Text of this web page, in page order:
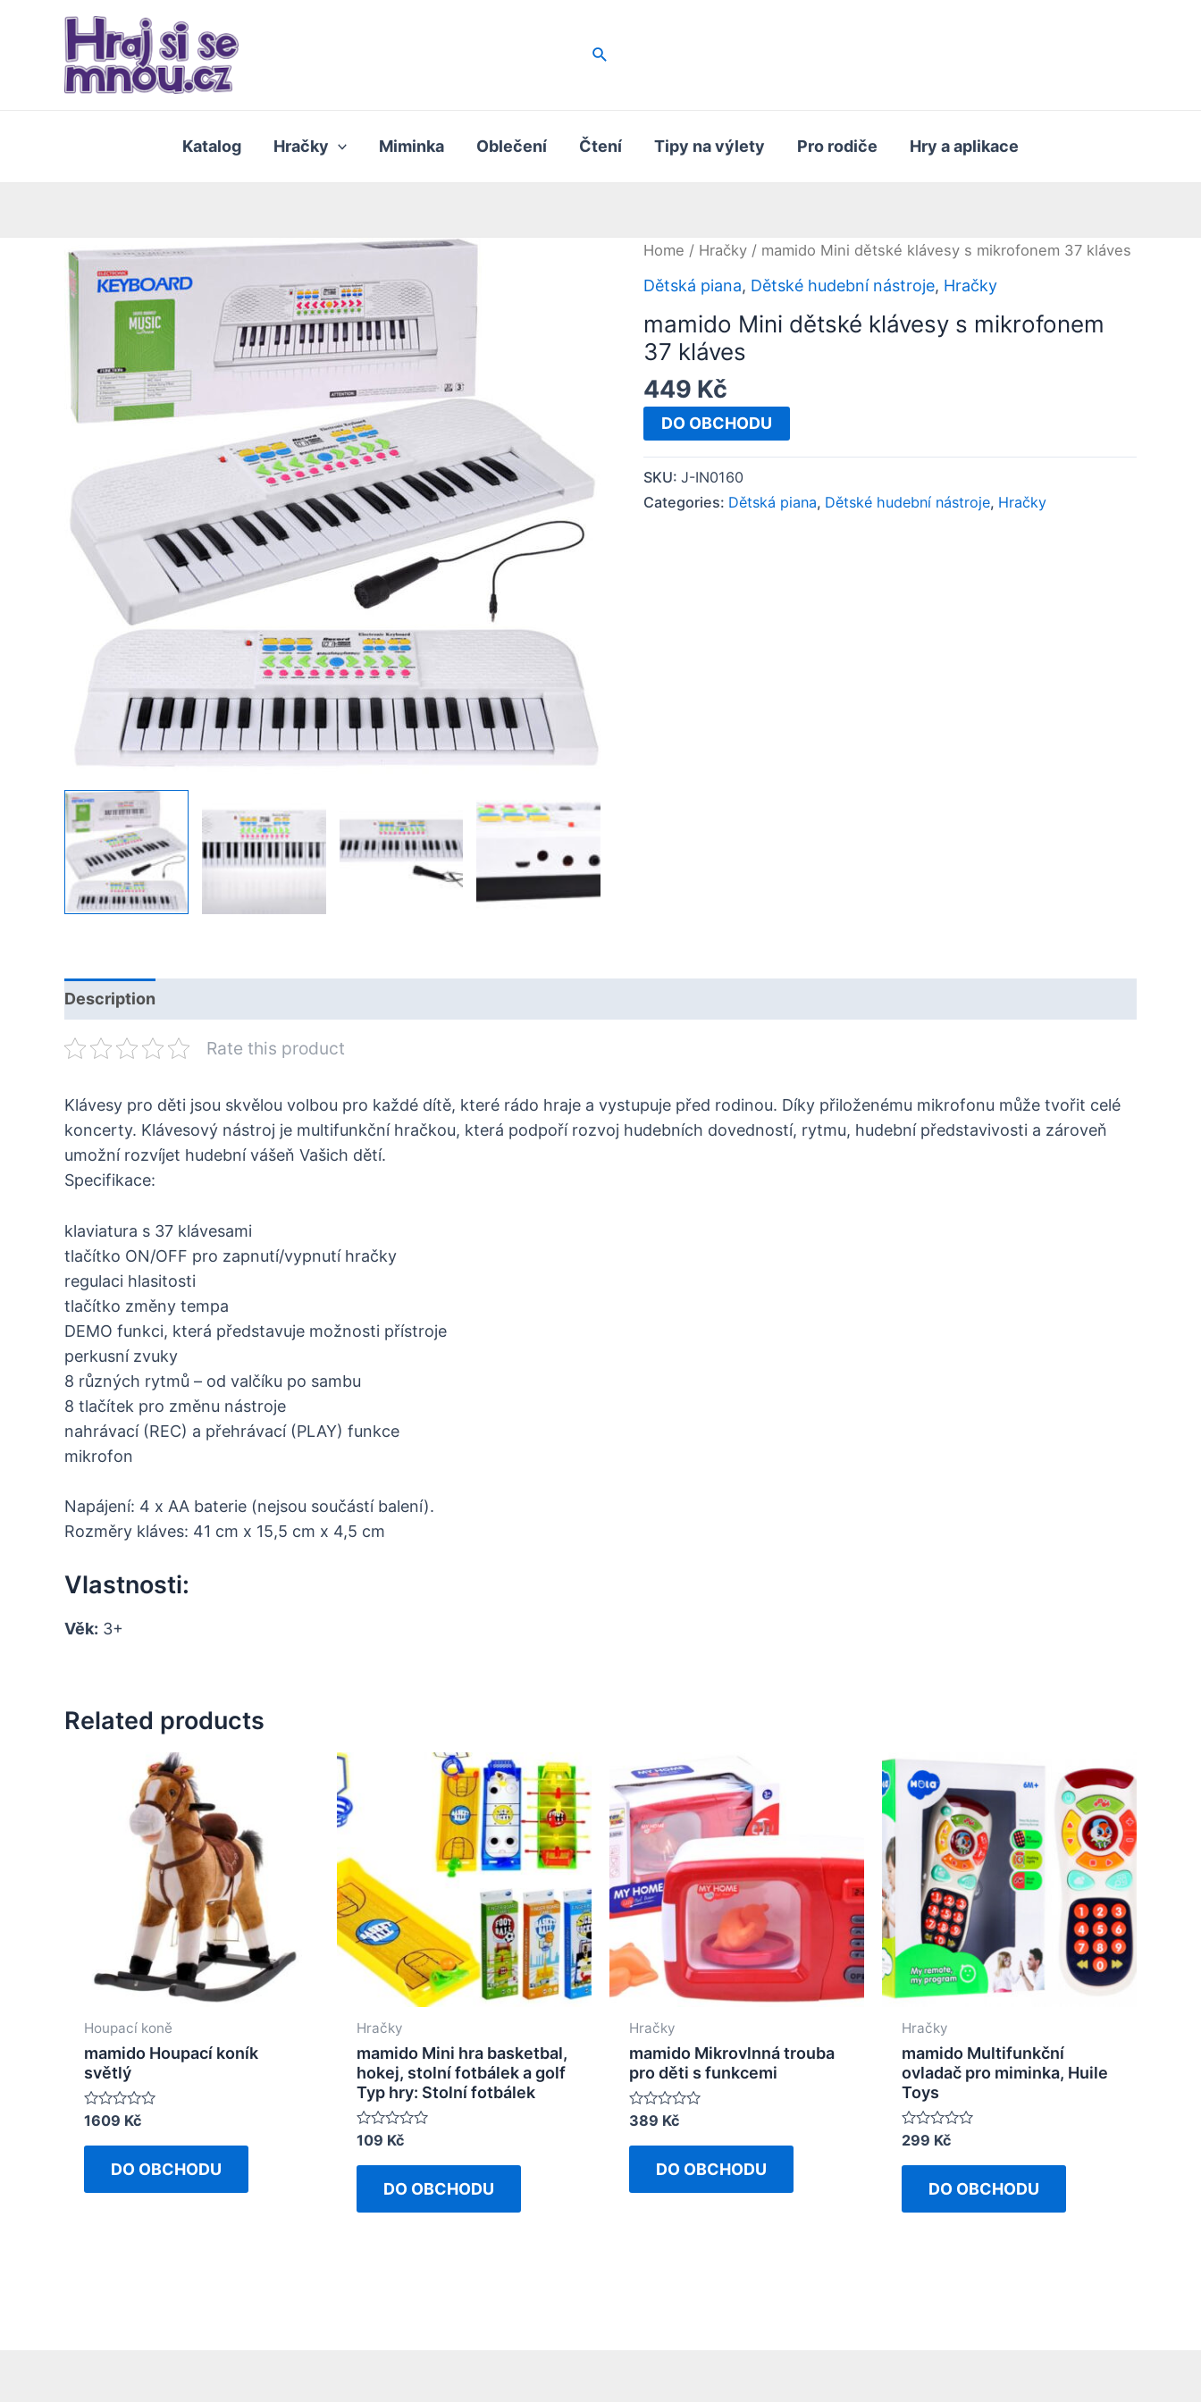
Hledat
Katalog Hračky Miminka Oblečení Čtení Tipy na výlety Pro rodiče Hry a aplikace
Home / Hračky / mamido Mini dětské klávesy s mikrofonem 37 kláves
Dětská piana, Dětské hudební nástroje, Hračky
mamido Mini dětské klávesy s mikrofonem
37 kláves
449 Kč
DO OBCHODU
SKU: J-IN0160
Categories: Dětská piana, Dětské hudební nástroje, Hračky
Description
Rate this product
Klávesy pro děti jsou skvělou volbou pro každé dítě, které rádo hraje a vystupuje před rodinou. Díky přiloženému mikrofonu může tvořit celé
koncerty. Klávesový nástroj je multifunkční hračkou, která podpoří rozvoj hudebních dovedností, rytmu, hudební představivosti a zároveň
umožní rozvíjet hudební vášeň Vašich dětí.
Specifikace:
klaviatura s 37 klávesami
tlačítko ON/OFF pro zapnutí/vypnutí hračky
regulaci hlasitosti
tlačítko změny tempa
DEMO funkci, která představuje možnosti přístroje
perkusní zvuky
8 různých rytmů – od valčíku po sambu
8 tlačítek pro změnu nástroje
nahrávací (REC) a přehrávací (PLAY) funkce
mikrofon
Napájení: 4 x AA baterie (nejsou součástí balení).
Rozměry kláves: 41 cm x 15,5 cm x 4,5 cm
Vlastnosti:
Věk: 3+
Related products
Houpací koně
mamido Houpací koník
světlý
Rated
out
1609 Kč
DO OBCHODU
Hračky
mamido Mini hra basketbal,
hokej, stolní fotbálek a golf
Typ hry: Stolní fotbálek
Rated
out
109 Kč
DO OBCHODU
Hračky
mamido Mikrovlnná trouba
pro děti s funkcemi
Rated
out
389 Kč
DO OBCHODU
Hračky
mamido Multifunkční
ovladač pro miminka, Huile
Toys
Rated
out
299 Kč
DO OBCHODU